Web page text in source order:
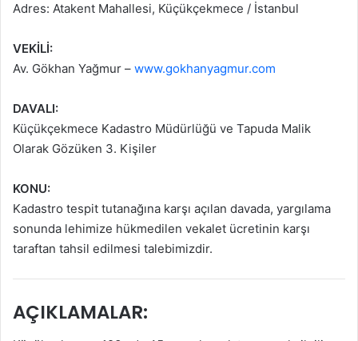
Adres: Atakent Mahallesi, Küçükçekmece / İstanbul
VEKİLİ:
Av. Gökhan Yağmur – www.gokhanyagmur.com
DAVALI:
Küçükçekmece Kadastro Müdürlüğü ve Tapuda Malik
Olarak Gözüken 3. Kişiler
KONU:
Kadastro tespit tutanağına karşı açılan davada, yargılama
sonunda lehimize hükmedilen vekalet ücretinin karşı
taraftan tahsil edilmesi talebimizdir.
AÇIKLAMALAR: